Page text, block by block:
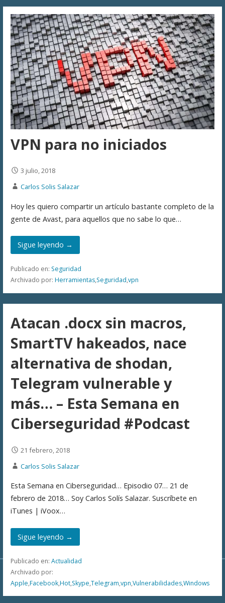
VPN para no iniciados
3 julio, 2018
Carlos Solis Salazar
Hoy les quiero compartir un artículo bastante completo de la
gente de Avast, para aquellos que no sabe lo que…
Sigue leyendo →
Publicado en: Seguridad
Archivado por: Herramientas,Seguridad,vpn
Atacan .docx sin macros,
SmartTV hakeados, nace
alternativa de shodan,
Telegram vulnerable y
más… – Esta Semana en
Ciberseguridad #Podcast
21 febrero, 2018
Carlos Solis Salazar
Esta Semana en Ciberseguridad… Episodio 07… 21 de
febrero de 2018… Soy Carlos Solís Salazar. Suscríbete en
iTunes | iVoox…
Sigue leyendo →
Publicado en: Actualidad
Archivado por:
Apple,Facebook,Hot,Skype,Telegram,vpn,Vulnerabilidades,Windows